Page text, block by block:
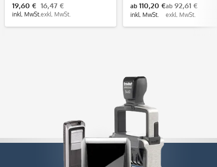
19,60 €
inkl. MwSt.
16,47 €
exkl. MwSt.
ab 110,20 €
inkl. MwSt.
ab 92,61 €
exkl. MwSt.